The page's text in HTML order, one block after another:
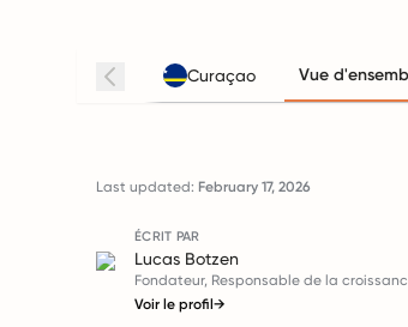
Curaçao Vue
Last updated: February 17, 2026
ÉCRIT PAR
Lucas Botzen
Fondateur, Responsable de la
Voir le profil→